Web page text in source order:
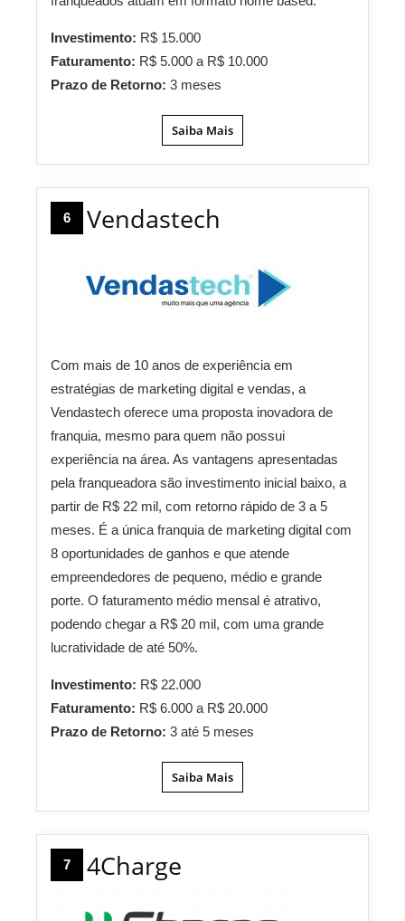
Investimento: R$ 15.000
Faturamento: R$ 5.000 a R$ 10.000
Prazo de Retorno: 3 meses
Saiba Mais
6 Vendastech
Com mais de 10 anos de experiência em
estratégias de marketing digital e vendas, a
Vendastech oferece uma proposta inovadora de
franquia, mesmo para quem não possui
experiência na área. As vantagens apresentadas
pela franqueadora são investimento inicial baixo, a
partir de R$ 22 mil, com retorno rápido de 3 a 5
meses. É a única franquia de marketing digital com
8 oportunidades de ganhos e que atende
empreendedores de pequeno, médio e grande
porte. O faturamento médio mensal é atrativo,
podendo chegar a R$ 20 mil, com uma grande
lucratividade de até 50%.
Investimento: R$ 22.000
Faturamento: R$ 6.000 a R$ 20.000
Prazo de Retorno: 3 até 5 meses
Saiba Mais
7 4Charge